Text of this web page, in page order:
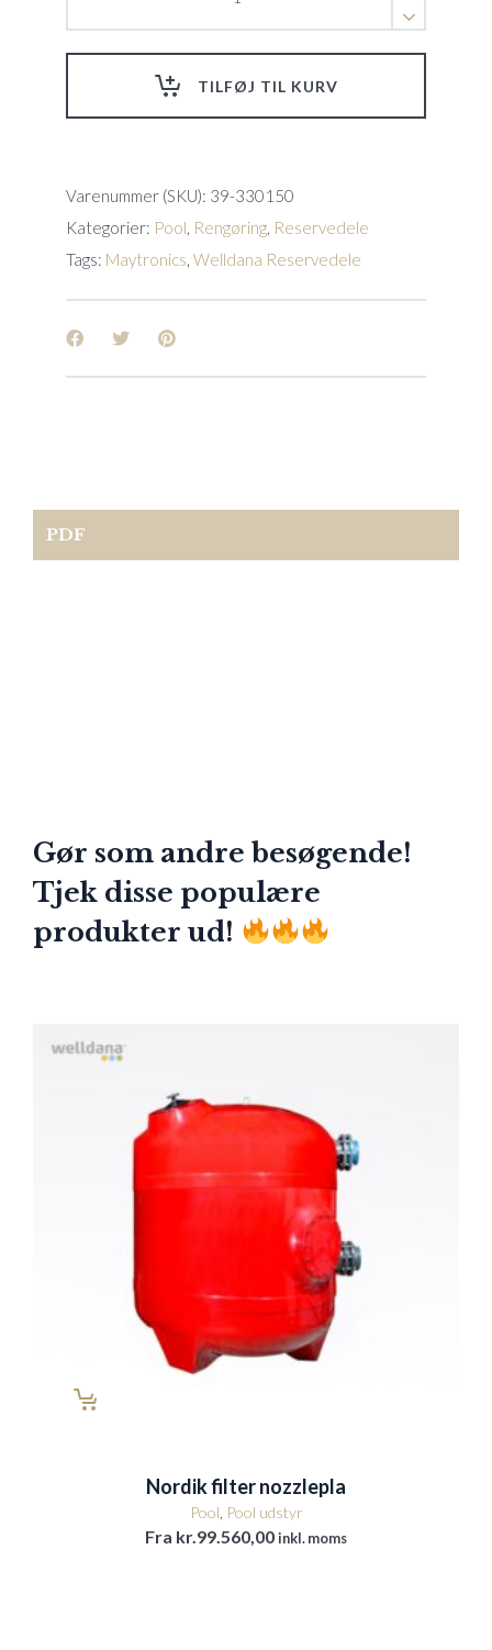
TILFØJ TIL KURV
Varenummer (SKU): 39-330150
Kategorier: Pool Rengøring Reservedele
Tags: Maytronics Welldana Reservedele
PDF
Gør som andre besøgende!
Tjek disse populære
produkter ud!
Nordik filter nozzlepla
Pool Pool udstyr
Fra kr. 99.560,00inkl. moms